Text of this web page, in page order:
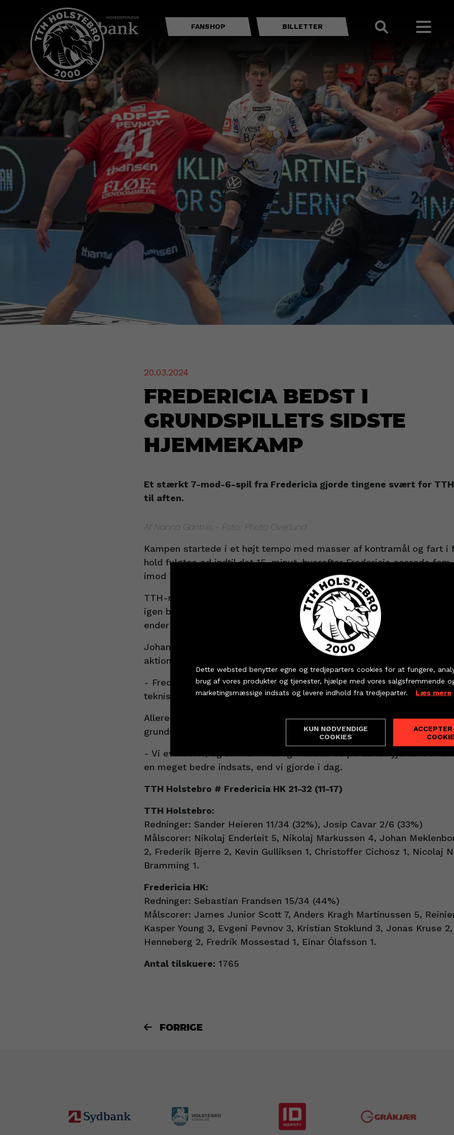
FANSHOP BILLETTER
Køb dine billetter og sæsonkort - eller hent dine
KØB BILLET PARTNERBILLETTER
20.03.2024
Fredericia bedst i
grundspillets sidste
hjemmekamp
Et stærkt 7-mod-6-spil fra Fredericia gjorde tingene svært for
til aften.
Af Nanna Gantriis - Foto: Photo Overlund
Kampen startede i et højt tempo med masser af kontramål og fart i
hold fulgtes ad indtil det 15. minut, hvorefter Fredericia scorede fem
imod TTHs 7-mod-6-forsvar og gik til pause med en føring på seks
TTH-mandskabet startede 2. halvleg godt, og spiste sig ind på
igen bed Fredericia fra sig og viste, hvorfor de ligger i toppen af
ender det med en sejr til Fredericia på 32-21.
Johan Meklenborg blev kåret til Man of the Match by Mr. Arthur med
aktioner i angrebet.
- Fredericia udnytter 7-mod-6 rigtig godt og straffer vores fejl. Vi
tekniske fejl, og det bliver straffet med det samme, når man møder
Allerede på lørdag skal Meklenborg og holdkammeraterne i aktion
grundspillet skal afgøres i SønderjyskE.
- Vi evaluerer, og så må vi hurtig indstille os på SønderjyskE. Der
en meget bedre indsats, end vi gjorde i dag.
TTH Holstebro # Fredericia HK 21-32 (11-17)
TTH Holstebro:
Redninger: Sander Heieren 11/34 (32%), Josip Cavar 2/6 (33%)
Målscorer: Nikolaj Enderleit 5, Nikolaj Markussen 4, Johan
2, Frederik Bjerre 2, Kevin Gulliksen 1, Christoffer Cichosz 1, Nicolaj
Bramming 1.
Fredericia HK:
Redninger: Sebastian Frandsen 15/34 (44%)
Målscorer: James Junior Scott 7, Anders Kragh Martinussen 5,
Kasper Young 3, Evgeni Pevnov 3, Kristian Stoklund 3, Jonas Kruse
Henneberg 2, Fredrik Mossestad 1, Einar Ólafsson 1.
Antal tilskuere: 1765
 FORRIGE
Dette websted benytter egne og tredjeparters cookies for at fungere,
brug af vores produkter og tjenester, hjælpe med vores salgsfremmende
marketingsmæssige indsats og levere indhold fra tredjeparter. Læs mere
KUN NØDVENDIGE
COOKIES